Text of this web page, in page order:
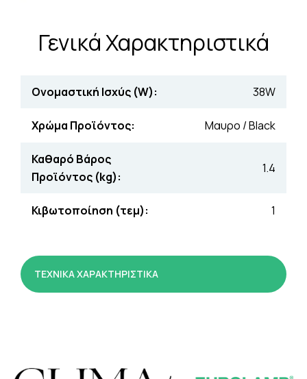
Γενικά Χαρακτηριστικά
Ονομαστική Ισχύς (W): 38W
Χρώμα Προϊόντος: Μαυρο / Βlack
Καθαρό Βάρος
Προϊόντος (kg):
1.4
Κιβωτοποίηση (τεμ): 1
ΤΕΧΝΙΚΑ ΧΑΡΑΚΤΗΡΙΣΤΙΚΑ